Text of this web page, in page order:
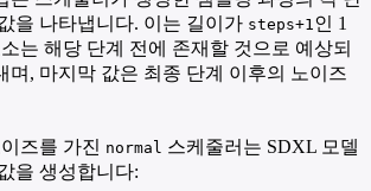
을 나타냅니다. 이는 길이가 steps+1인 1
는 해당 단계 전에 존재할 것으로 예상되
며, 마지막 값은 최종 단계 이후의 노이즈
즈를 가진 normal 스케줄러는 SDXL 모델
을 생성합니다: